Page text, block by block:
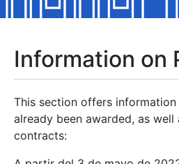
Show/Hide
Show/Hide
Information on
This section offers
already been awarded, as well
contracts: